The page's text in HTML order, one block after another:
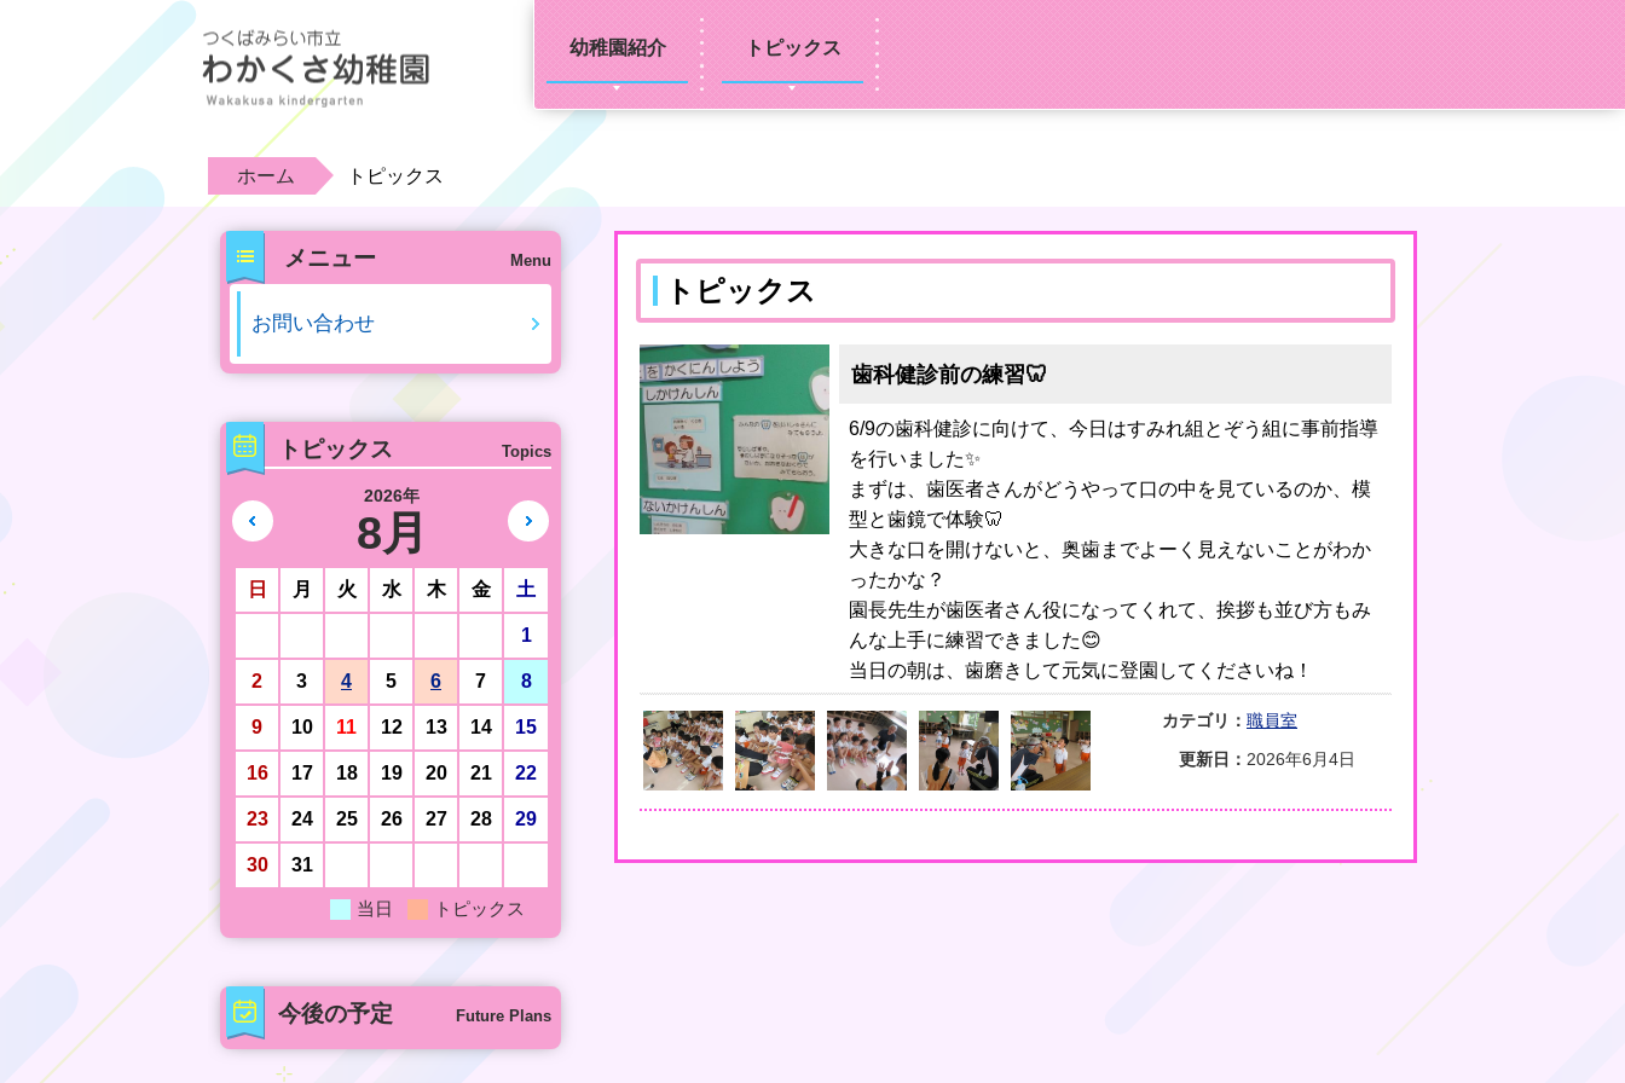
幼稚園紹介 トピックス
ホーム トピックス
トピックス
歯科健診前の練習🦷
6/9の歯科健診に向けて、今日はすみれ組とぞう組に事前指導
を行いました✨
まずは、歯医者さんがどうやって口の中を見ているのか、模
型と歯鏡で体験🦷
大きな口を開けないと、奥歯までよーく見えないことがわか
ったかな？
園長先生が歯医者さん役になってくれて、挨拶も並び方もみ
んな上手に練習できました😊
当日の朝は、歯磨きして元気に登園してくださいね！
カテゴリ： 職員室
更新日： 2026年6月4日
メニュー Menu
お問い合わせ
トピックス Topics
2026年
8月
日 月 火 水 木 金 土
1
2 3 4 5 6 7 8
9 10 11 12 13 14 15
16 17 18 19 20 21 22
23 24 25 26 27 28 29
30 31
前の月へ 次の月へ
当日 トピックス
今後の予定 Future Plans